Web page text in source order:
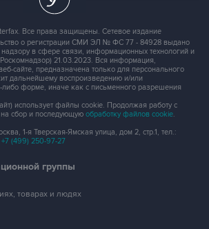
Все права защищены. Сетевое издание
о регистрации СМИ ЭЛ № ФС 77 - 84928 выдано
в сфере связи, информационных технологий и
21.03.2023. Вся информация,
сайте, предназначена только для персонального
дальнейшему воспроизведению и/или
либо форме, иначе как с письменного разрешения
использует файлы cookie. Продолжая работу с
сбор и последующую обработку файлов cookie.
1-я Тверская-Ямская улица, дом 2, стр.1, тел.:
+7 (499) 250-97-27
группы
товарах и людях